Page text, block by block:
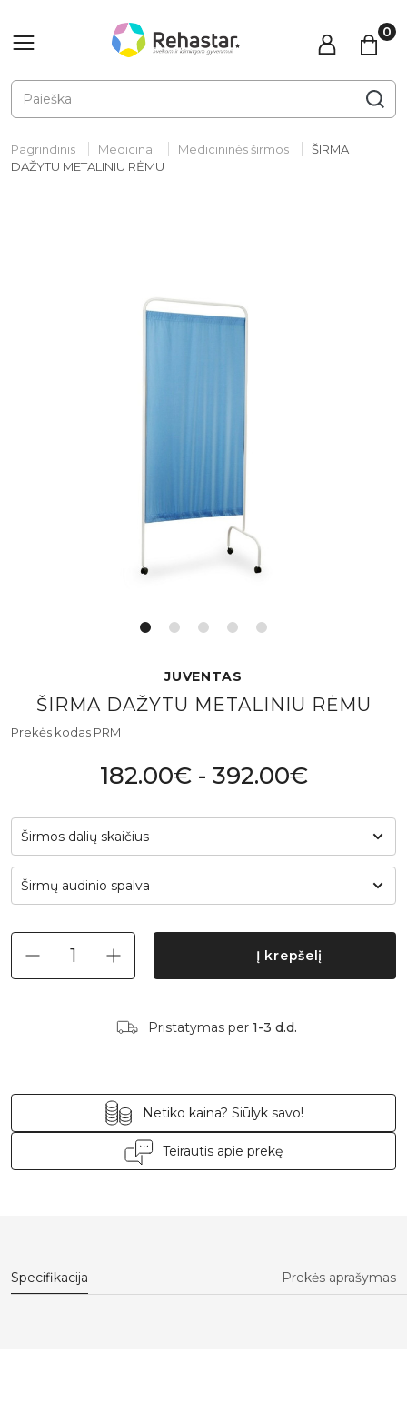
Pagrindinis Medicinai Medicininės širmos
ŠIRMA
DAŽYTU METALINIU RĖMU
JUVENTAS
ŠIRMA DAŽYTU METALINIU RĖMU
Prekės kodas PRM
182.00€ - 392.00€
Širmos dalių skaičius
Širmų audinio spalva
Į krepšelį
Pristatymas per 1-3 d.d.
Netiko kaina? Siūlyk savo!
Teirautis apie prekę
Specifikacija Prekės aprašymas